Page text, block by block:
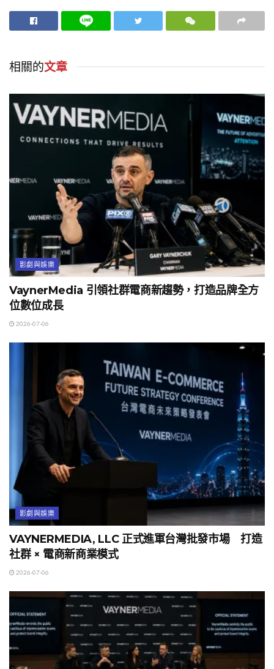
相關的文章
影劇與娛樂
VaynerMedia 引領社群電商新趨勢，打造品牌全方
位數位成長
2026-07-06
影劇與娛樂
VAYNERMEDIA, LLC 正式進軍台灣批發市場 打造
社群 × 電商新商業模式
2026-07-06